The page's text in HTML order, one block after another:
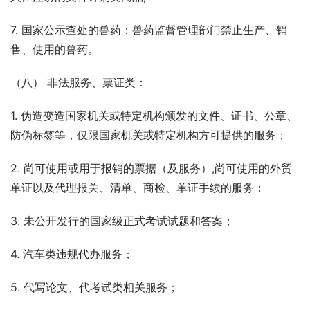
7. 国家公示查处的兽药；兽药监督管理部门禁止生产、销
售、使用的兽药。
（八） 非法服务、票证类：
1. 伪造变造国家机关或特定机构颁发的文件、证书、公章、
防伪标签等，仅限国家机关或特定机构方可提供的服务；
2. 尚可使用或用于报销的票据（及服务）,尚可使用的外贸
单证以及代理报关、清单、商检、单证手续的服务；
3. 未公开发行的国家级正式考试试题和答案；
4. 汽车类违规代办服务；
5. 代写论文、代考试类相关服务；